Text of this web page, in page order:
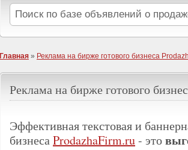
Главная » Реклама на бирже готового бизнеса
Реклама на бирже готового
Эффективная текстовая и
бизнесаProdazhaFirm.ru- это